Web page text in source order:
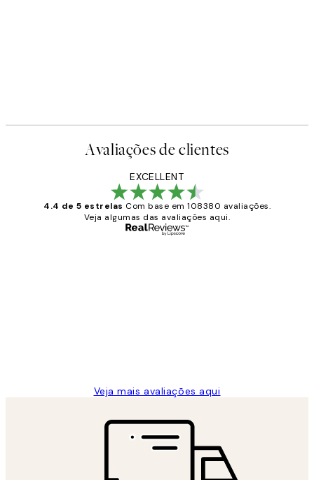
Avaliações de clientes
EXCELLENT
4.4 de 5 estrelas Com base em 108380 avaliações.
Veja algumas das avaliações aqui.
Veja mais avaliações aqui